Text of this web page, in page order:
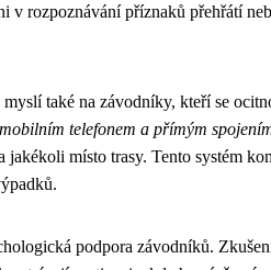
v rozpoznávání příznaků přehřátí
také na závodníky, kteří se
telefonem a přímým
jakékoli místo trasy. Tento systém
podpora závodníků.